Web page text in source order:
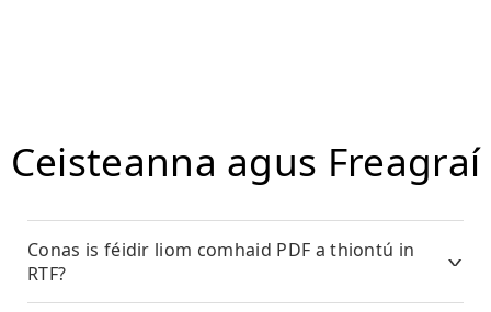
Ceisteanna agus Freagraí
Conas is féidir liom comhaid PDF a thiontú in
RTF?